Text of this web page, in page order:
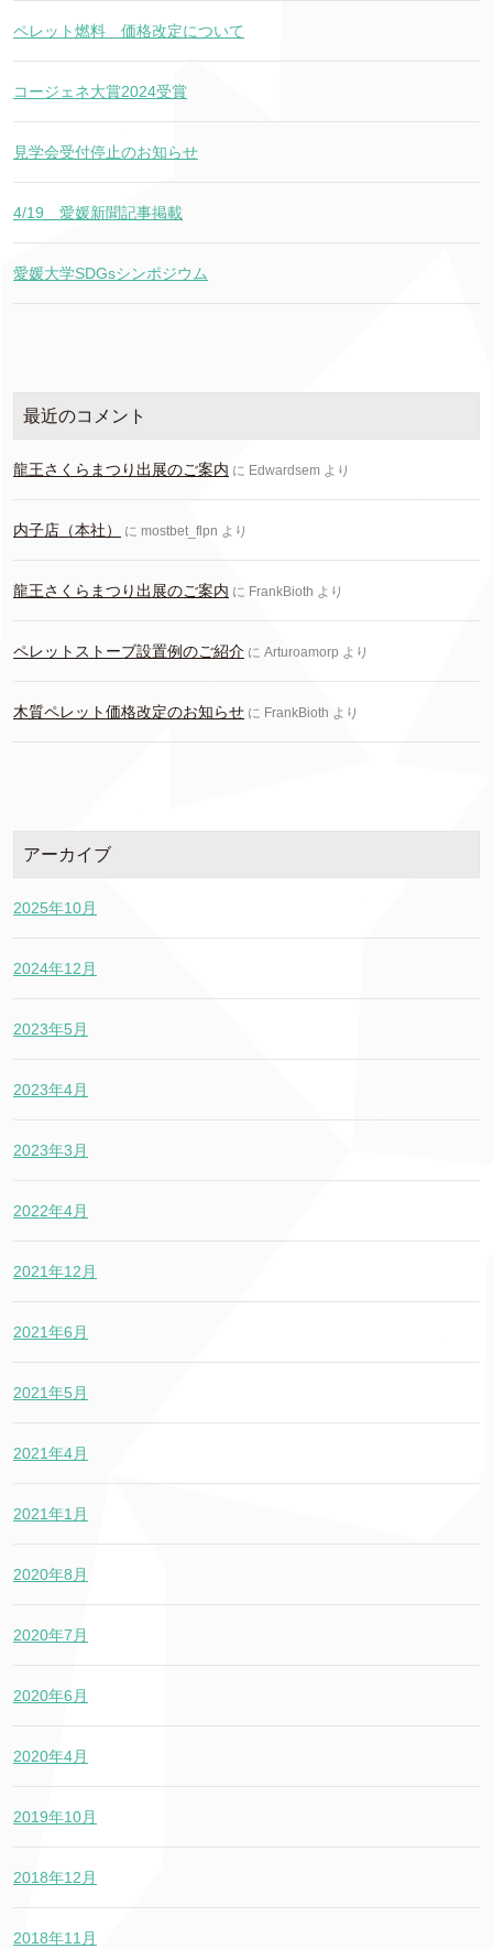
ペレット燃料 価格改定について
コージェネ大賞2024受賞
見学会受付停止のお知らせ
4/19 愛媛新聞記事掲載
愛媛大学SDGsシンポジウム
最近のコメント
龍王さくらまつり出展のご案内 に Edwardsem より
内子店（本社） に mostbet_flpn より
龍王さくらまつり出展のご案内 に FrankBioth より
ペレットストーブ設置例のご紹介 に Arturoamorp より
木質ペレット価格改定のお知らせ に FrankBioth より
アーカイブ
2025年10月
2024年12月
2023年5月
2023年4月
2023年3月
2022年4月
2021年12月
2021年6月
2021年5月
2021年4月
2021年1月
2020年8月
2020年7月
2020年6月
2020年4月
2019年10月
2018年12月
2018年11月